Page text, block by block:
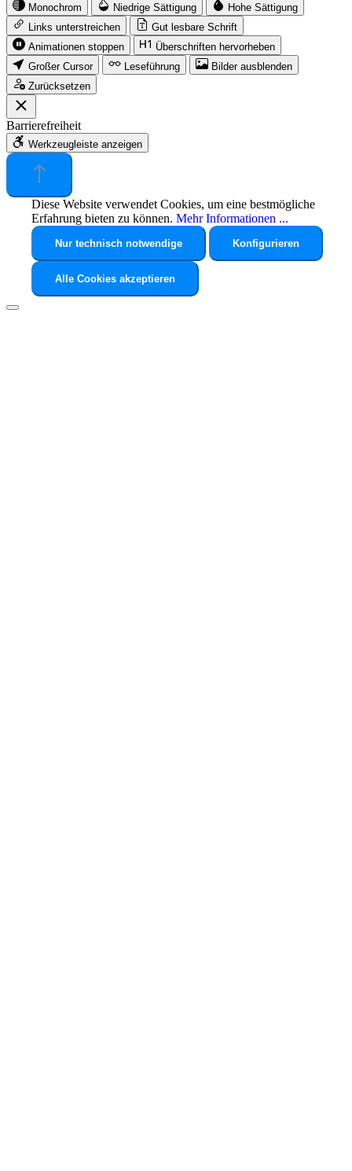
Monochrom
Niedrige Sättigung
Hohe Sättigung
Links unterstreichen
Gut lesbare Schrift
Animationen stoppen
Überschriften hervorheben
Großer Cursor
Leseführung
Bilder ausblenden
Zurücksetzen
Barrierefreiheit
Werkzeugleiste anzeigen
Diese Website verwendet Cookies, um eine bestmögliche
Erfahrung bieten zu können. Mehr Informationen ...
Nur technisch notwendige Konfigurieren
Alle Cookies akzeptieren